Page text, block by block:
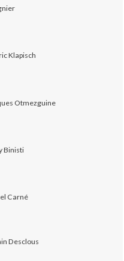
Klapisch
Otmezguine
Binisti
Carné
Desclous